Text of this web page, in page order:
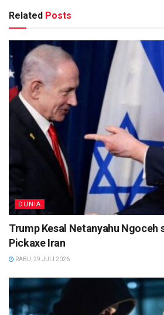
Related Posts
DUNIA
Trump Kesal Netanyahu Ngoceh
Pickaxe Iran
RABU, 29 JULI 2026